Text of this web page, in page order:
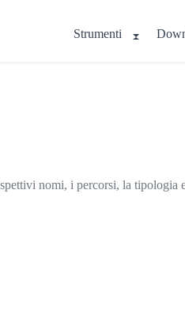
Strumenti
nomi, i percorsi, la tipologia